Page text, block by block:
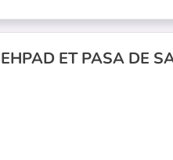
ET PASA DE